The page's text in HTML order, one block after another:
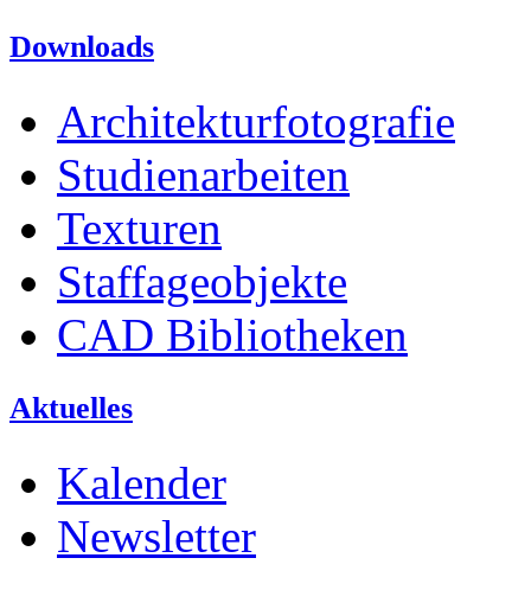
Downloads
Architekturfotografie
Studienarbeiten
Texturen
Staffageobjekte
CAD Bibliotheken
Aktuelles
Kalender
Newsletter